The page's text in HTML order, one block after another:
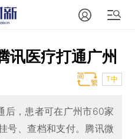
讯医疗打通广州
T中
后，患者可在广州市60家
号、查档和支付。腾讯微